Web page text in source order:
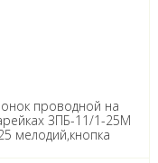
проводной на
ЗПБ-11/1-25М
мелодий,кнопка